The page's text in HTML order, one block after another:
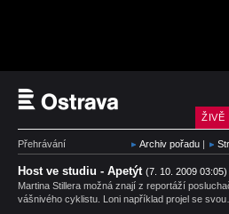
ŽIVĚ
Přehrávání Archiv pořadu |
Host ve studiu - Apetýt (7. 10. 2009 03:05)
Martina Stillera možná znají z reportáží
vášnivého cyklistu. Loni například projel se